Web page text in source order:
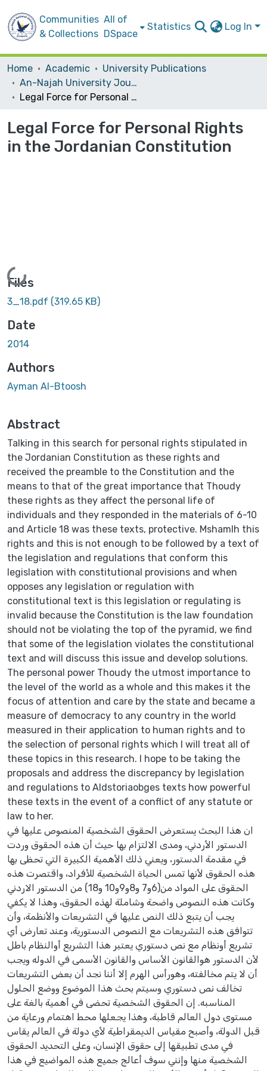
Communities
& Collections
All of
DSpace
Statistics Log In
Home Academic
University Publications
An-Najah University Journal for Research - B (Humanities)
Legal Force for Personal Rights in the Jordanian Constitution
Legal Force for Personal Rights
in the Jordanian Constitution
Loading...
Files
3_18.pdf (319.65 KB)
Date
2014
Authors
Ayman Al-Btoosh
Abstract
Talking in this search for personal rights stipulated in
the Jordanian Constitution as these rights and
received the preamble to the Constitution and the
means to that of the great importance that Thoudy
these rights as they affect the personal life of
individuals and they responded in the materials of 6-10
and Article 18 was these texts, protective. Mshamlh this
rights and this is not enough to be followed by a text of
the legislation and regulations that conform this
legislation with constitutional provisions and when
opposes any legislation or regulation with
constitutional text is this legislation or regulating is
invalid because the Constitution is the law foundation
should not be violating the top of the pyramid, we find
that some of the legislation violates the constitutional
text and will discuss this issue and develop solutions.
The personal power Thoudy the utmost importance to
the level of the world as a whole and this makes it the
focus of attention and care by the state and became a
measure of democracy to any country in the world
measured in their application to human rights and to
the selection of personal rights which I will treat all of
these topics in this research. I hope to be taking the
proposals and address the discrepancy by legislation
and regulations to Aldstoriaobges texts how powerful
these texts in the event of a conflict of any statute or
law to her.
ان هذا البحث يستعرض الحقوق الشخصية المنصوص عليها في
الدستور الأردني، ومدى الالتزام بها حيث أن هذه الحقوق وردت
في مقدمة الدستور، ويعني ذلك الأهمية الكبيرة التي تحظى بها
هذه الحقوق لأنها تمس الحياة الشخصية للأفراد، واقتصرت هذه
الحقوق على المواد من(6و7 و8و9و10 و18) من الدستور الاردني
وكانت هذه النصوص واضحة وشاملة لهذه الحقوق، وهذا لا يكفي
يجب أن يتبع ذلك النص عليها في التشريعات والأنظمة، وأن
تتوافق هذه التشريعات مع النصوص الدستورية، وعند تعارض أي
تشريع أونظام مع نص دستوري يعتبر هذا التشريع أوالنظام باطل
لأن الدستور هوالقانون الأساس والقانون الأسمى في الدوله ويجب
أن لا يتم مخالفته، وهورأس الهرم إلا أننا نجد أن بعض التشريعات
تخالف نص دستوري وسيتم بحث هذا الموضوع ووضع الحلول
المناسبه. إن الحقوق الشخصية تحضى في أهمية بالغة على
مستوى دول العالم قاطبة، وهذا يجعلها محط اهتمام ورعاية من
قبل الدولة، وأصبح مقياس الديمقراطية لأي دولة في العالم يقاس
في مدى تطبيقها إلى حقوق الإنسان، وعلى التحديد الحقوق
الشخصية منها وإنني سوف أعالج جميع هذه المواضيع في هذا